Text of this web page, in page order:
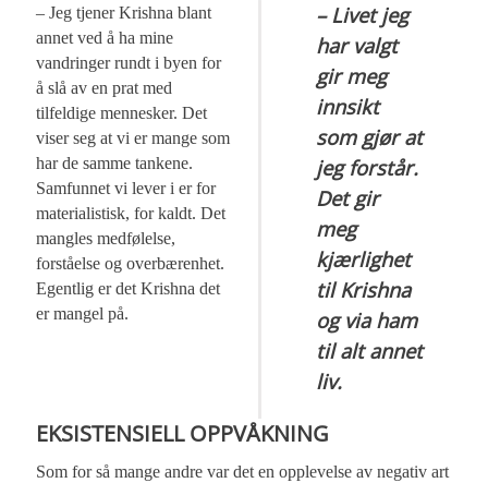
– Livet jeg
har valgt
gir meg
innsikt
som gjør at
jeg forstår.
Det gir
meg
kjærlighet
til Krishna
og via ham
til alt annet
liv.
– Jeg tjener Krishna blant
annet ved å ha mine
vandringer rundt i byen for
å slå av en prat med
tilfeldige mennesker. Det
viser seg at vi er mange som
har de samme tankene.
Samfunnet vi lever i er for
materialistisk, for kaldt. Det
mangles medfølelse,
forståelse og overbærenhet.
Egentlig er det Krishna det
er mangel på.
EKSISTENSIELL OPPVÅKNING
Som for så mange andre var det en opplevelse av negativ art